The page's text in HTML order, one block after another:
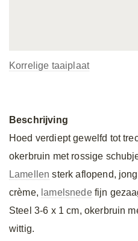
Korrelige taaiplaat
Beschrijving
Hoed verdiept gewelfd tot
okerbruin met rossige
Lamellen sterk aflopend,
crème, lamelsnedefijn
Steel 3-6 x 1 cm, okerbruin
wittig.